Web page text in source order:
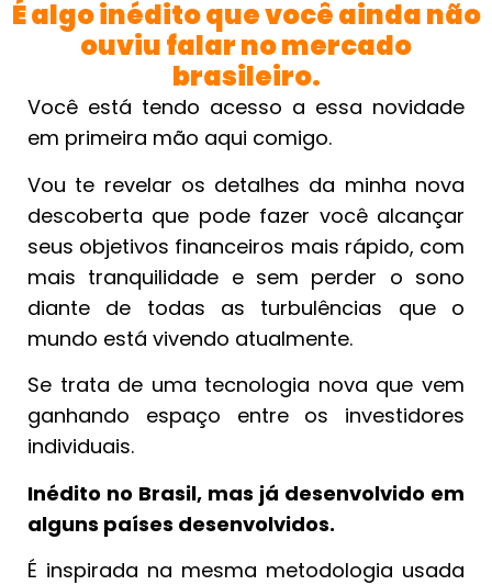
É algo inédito que você ainda não
ouviu falar no mercado
brasileiro.
Você está tendo acesso a essa novidade
em primeira mão aqui comigo.
Vou te revelar os detalhes da minha nova
descoberta que pode fazer você alcançar
seus objetivos financeiros mais rápido, com
mais tranquilidade e sem perder o sono
diante de todas as turbulências que o
mundo está vivendo atualmente.
Se trata de uma tecnologia nova que vem
ganhando espaço entre os investidores
individuais.
Inédito no Brasil, mas já desenvolvido em
alguns países desenvolvidos.
É inspirada na mesma metodologia usada